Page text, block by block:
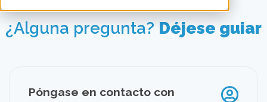
¿Alguna pregunta? Déjese guiar
Póngase en contacto con